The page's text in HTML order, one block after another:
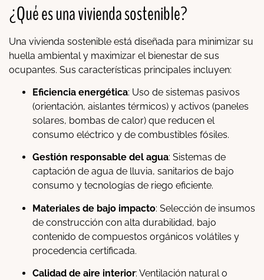
¿Qué es una vivienda sostenible?
Una vivienda sostenible está diseñada para minimizar su
huella ambiental y maximizar el bienestar de sus
ocupantes. Sus características principales incluyen:
Eficiencia energética: Uso de sistemas pasivos
(orientación, aislantes térmicos) y activos (paneles
solares, bombas de calor) que reducen el
consumo eléctrico y de combustibles fósiles.
Gestión responsable del agua: Sistemas de
captación de agua de lluvia, sanitarios de bajo
consumo y tecnologías de riego eficiente.
Materiales de bajo impacto: Selección de insumos
de construcción con alta durabilidad, bajo
contenido de compuestos orgánicos volátiles y
procedencia certificada.
Calidad de aire interior: Ventilación natural o